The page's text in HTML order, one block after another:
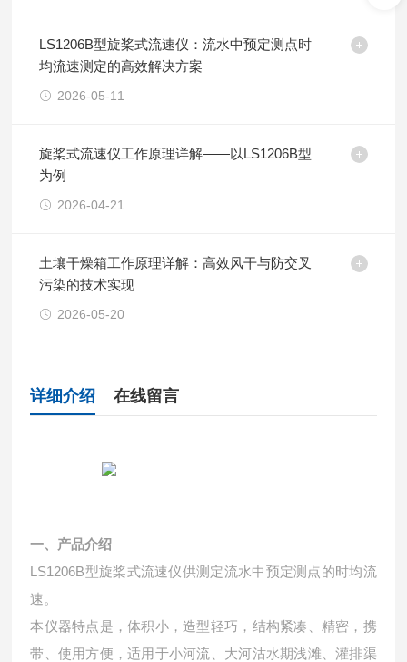
LS1206B型旋桨式流速仪：流水中预定测点时
均流速测定的高效解决方案
2026-05-11
旋桨式流速仪工作原理详解——以LS1206B型
为例
2026-04-21
土壤干燥箱工作原理详解：高效风干与防交叉
污染的技术实现
2026-05-20
详细介绍 在线留言
一、产品介绍
LS1206B型旋桨式流速仪供测定流水中预定测点的时均流
速。
本仪器特点是，体积小，造型轻巧，结构紧凑、精密，携
带、使用方便，适用于小河流、大河沽水期浅滩、灌排渠